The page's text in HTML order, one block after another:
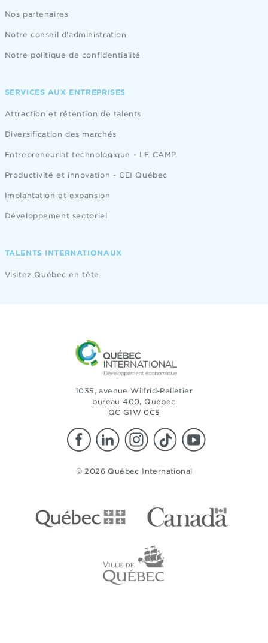
Nos partenaires
Notre conseil d'administration
Notre politique de confidentialité
SERVICES AUX ENTREPRISES
Attraction et rétention de talents
Diversification des marchés
Entrepreneuriat technologique - LE CAMP
Productivité et innovation - CEI Québec
Implantation et expansion
Développement sectoriel
TALENTS INTERNATIONAUX
Visitez Québec en tête
1035, avenue Wilfrid-Pelletier
bureau 400, Québec
QC G1W 0C5
© 2026 Québec International